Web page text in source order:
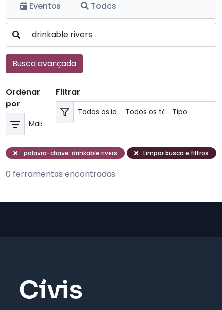
Eventos
Todos
Busca avançada
Ordenar
por
Filtrar
palavra-chave: drinkable rivers Limpar busca e filtros
0 ferramentas encontrados